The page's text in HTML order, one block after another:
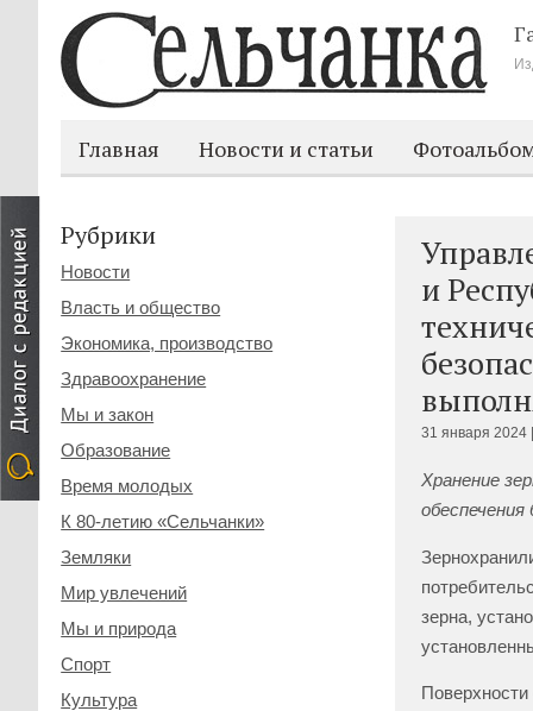
Главная Новости и статьи
и
31 января 2024 |
Хранение
обеспечения
зерна,
Рубрики
Новости
Власть и общество
Экономика, производство
Здравоохранение
Мы и закон
Образование
Время молодых
К 80-летию «Сельчанки»
Земляки
Мир увлечений
Мы и природа
Спорт
Культура